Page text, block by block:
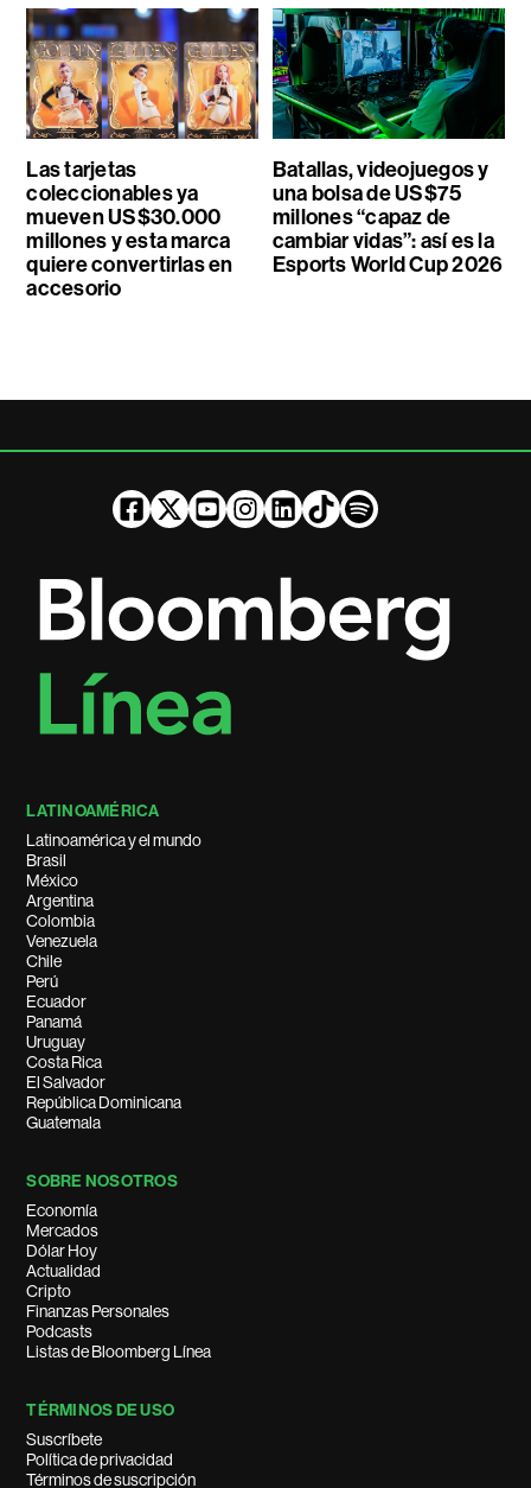
Las tarjetas
coleccionables ya
mueven US$30.000
millones y esta marca
quiere convertirlas en
accesorio
Batallas, videojuegos y
una bolsa de US$75
millones “capaz de
cambiar vidas”: así es la
Esports World Cup 2026
LATINOAMÉRICA
Latinoamérica y el mundo
Brasil
México
Argentina
Colombia
Venezuela
Chile
Perú
Ecuador
Panamá
Uruguay
Costa Rica
El Salvador
República Dominicana
Guatemala
SOBRE NOSOTROS
Economía
Mercados
Dólar Hoy
Actualidad
Cripto
Finanzas Personales
Podcasts
Listas de Bloomberg Línea
TÉRMINOS DE USO
Suscríbete
Política de privacidad
Términos de suscripción